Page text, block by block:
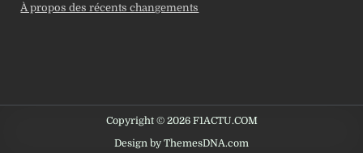
À propos des récents changements
Copyright © 2026 F1ACTU.COM
Design by ThemesDNA.com